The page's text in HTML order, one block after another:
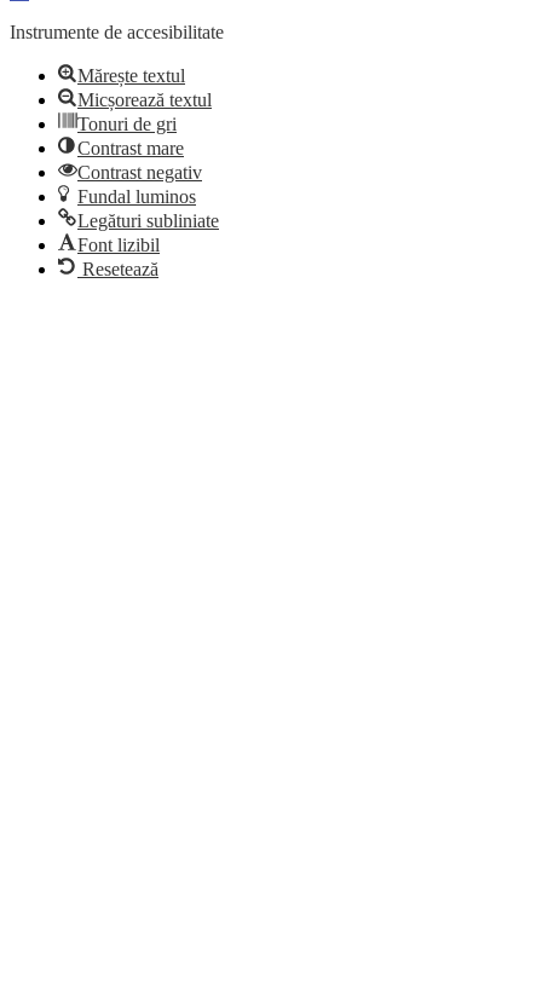
Instrumente de accesibilitate
Mărește textul
Micșorează textul
Tonuri de gri
Contrast mare
Contrast negativ
Fundal luminos
Legături subliniate
Font lizibil
Resetează